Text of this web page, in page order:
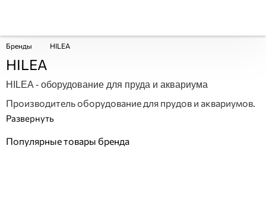
Бренды HILEA
HILEA
HILEA - оборудование для пруда и аквариума
Производитель оборудование для прудов и аквариумов.
Популярные товары бренда